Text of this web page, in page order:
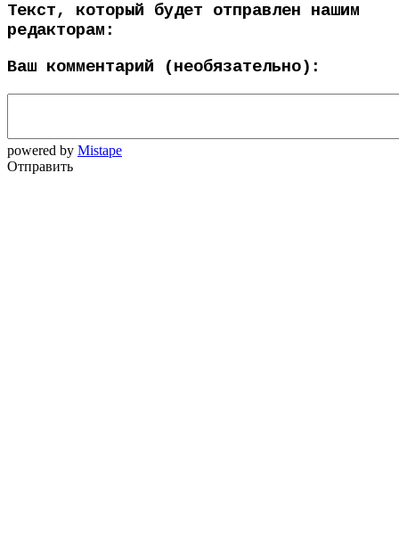
Текст, который будет отправлен нашим
редакторам:
Ваш комментарий (необязательно):
powered by Mistape
Отправить